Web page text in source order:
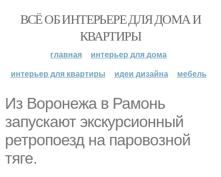
ВСЁ ОБ ИНТЕРЬЕРЕ ДЛЯ ДОМА И
КВАРТИРЫ
главная
интерьер для дома
интерьер для квартиры
идеи дизайна мебель
Из Воронежа в Рамонь
запускают экскурсионный
ретропоезд на паровозной
тяге.